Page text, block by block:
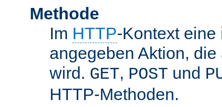
Methode
Im HTTP-Kontext eine
angegeben Aktion,
wird. GET, POST und
HTTP-Methoden.